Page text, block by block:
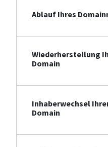
Ablauf Ihres
Wiederherstellung
Domain
Inhaberwechsel
Domain